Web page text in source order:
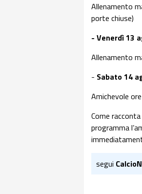
Allenamento
porte chiuse)
- Venerdì 13
Allenamento
- Sabato 14
Amichevole
Come racconta
programma
segui